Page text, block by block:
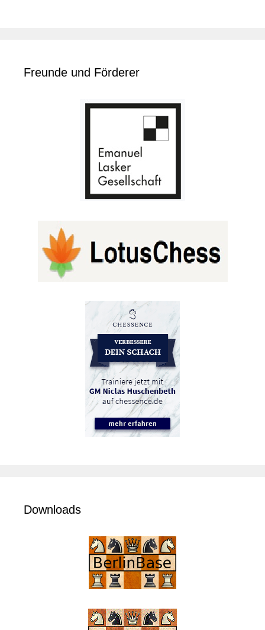
Freunde und Förderer
Downloads